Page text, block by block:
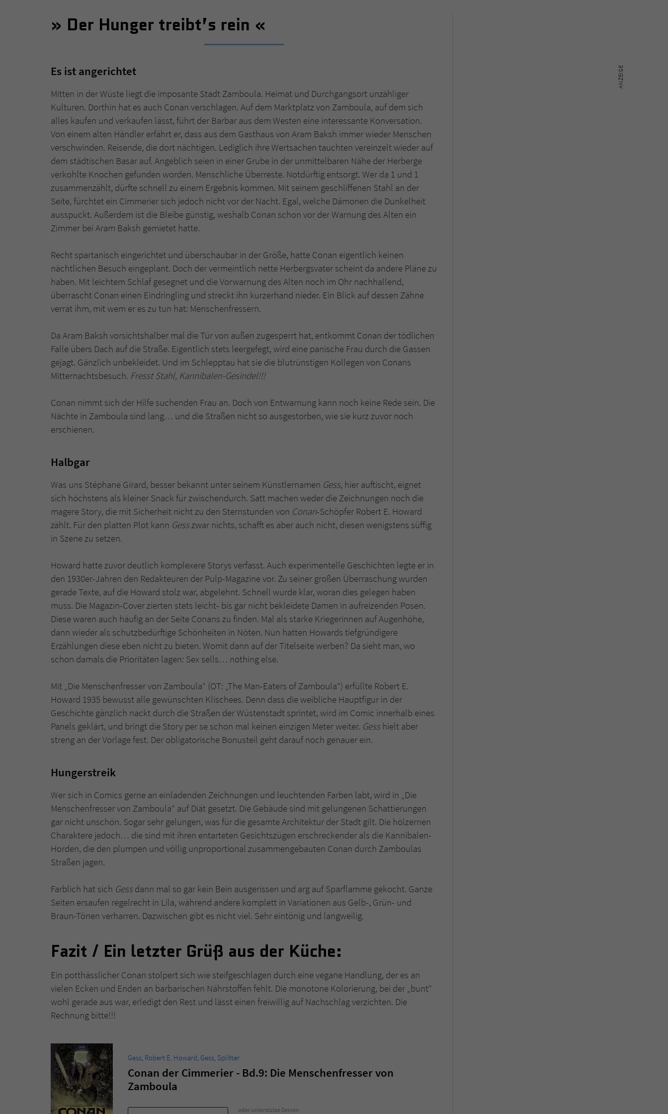
Der Hunger treibt’s rein
Es ist angerichtet
Mitten in der Wüste liegt die imposante Stadt Zamboula. Heimat und Durchgangsort unzähliger
Kulturen. Dorthin hat es auch Conan verschlagen. Auf dem Marktplatz von Zamboula, auf dem sich
alles kaufen und verkaufen lässt, führt der Barbar aus dem Westen eine interessante Konversation.
Von einem alten Händler erfährt er, dass aus dem Gasthaus von Aram Baksh immer wieder Menschen
verschwinden. Reisende, die dort nächtigen. Lediglich ihre Wertsachen tauchten vereinzelt wieder auf
dem städtischen Basar auf. Angeblich seien in einer Grube in der unmittelbaren Nähe der Herberge
verkohlte Knochen gefunden worden. Menschliche Überreste. Notdürftig entsorgt. Wer da 1 und 1
zusammenzählt, dürfte schnell zu einem Ergebnis kommen. Mit seinem geschliffenen Stahl an der
Seite, fürchtet ein Cimmerier sich jedoch nicht vor der Nacht. Egal, welche Dämonen die Dunkelheit
ausspuckt. Außerdem ist die Bleibe günstig, weshalb Conan schon vor der Warnung des Alten ein
Zimmer bei Aram Baksh gemietet hatte.
Recht spartanisch eingerichtet und überschaubar in der Größe, hatte Conan eigentlich keinen
nächtlichen Besuch eingeplant. Doch der vermeintlich nette Herbergsvater scheint da andere Pläne zu
haben. Mit leichtem Schlaf gesegnet und die Vorwarnung des Alten noch im Ohr nachhallend,
überrascht Conan einen Eindringling und streckt ihn kurzerhand nieder. Ein Blick auf dessen Zähne
verrät ihm, mit wem er es zu tun hat: Menschenfressern.
Da Aram Baksh vorsichtshalber mal die Tür von außen zugesperrt hat, entkommt Conan der tödlichen
Falle übers Dach auf die Straße. Eigentlich stets leergefegt, wird eine panische Frau durch die Gassen
gejagt. Gänzlich unbekleidet. Und im Schlepptau hat sie die blutrünstigen Kollegen von Conans
Mitternachtsbesuch. Fresst Stahl, Kannibalen-Gesindel!!!
Conan nimmt sich der Hilfe suchenden Frau an. Doch von Entwarnung kann noch keine Rede sein. Die
Nächte in Zamboula sind lang… und die Straßen nicht so ausgestorben, wie sie kurz zuvor noch
erschienen.
Halbgar
Was uns Stéphane Girard, besser bekannt unter seinem Künstlernamen Gess, hier auftischt, eignet
sich höchstens als kleiner Snack für zwischendurch. Satt machen weder die Zeichnungen noch die
magere Story, die mit Sicherheit nicht zu den Sternstunden von Conan-Schöpfer Robert E. Howard
zählt. Für den platten Plot kann Gesszwar nichts, schafft es aber auch nicht, diesen wenigstens süffig
in Szene zu setzen.
Howard hatte zuvor deutlich komplexere Storys verfasst. Auch experimentelle Geschichten legte er in
den 1930er-Jahren den Redakteuren der Pulp-Magazine vor. Zu seiner großen Überraschung wurden
gerade Texte, auf die Howard stolz war, abgelehnt. Schnell wurde klar, woran dies gelegen haben
muss. Die Magazin-Cover zierten stets leicht- bis gar nicht bekleidete Damen in aufreizenden Posen.
Diese waren auch häufig an der Seite Conans zu finden. Mal als starke Kriegerinnen auf Augenhöhe,
dann wieder als schutzbedürftige Schönheiten in Nöten. Nun hatten Howards tiefgründigere
Erzählungen diese eben nicht zu bieten. Womit dann auf der Titelseite werben? Da sieht man, wo
schon damals die Prioritäten lagen: Sex sells… nothing else.
Mit „Die Menschenfresser von Zamboula“ (OT: „The Man-Eaters of Zamboula“) erfüllte Robert E.
Howard 1935 bewusst alle gewünschten Klischees. Denn dass die weibliche Hauptfigur in der
Geschichte gänzlich nackt durch die Straßen der Wüstenstadt sprintet, wird im Comic innerhalb eines
Panels geklärt, und bringt die Story per se schon mal keinen einzigen Meter weiter. Gesshielt aber
streng an der Vorlage fest. Der obligatorische Bonusteil geht darauf noch genauer ein.
Hungerstreik
Wer sich in Comics gerne an einladenden Zeichnungen und leuchtenden Farben labt, wird in „Die
Menschenfresser von Zamboula“ auf Diät gesetzt. Die Gebäude sind mit gelungenen Schattierungen
gar nicht unschön. Sogar sehr gelungen, was für die gesamte Architektur der Stadt gilt. Die hölzernen
Charaktere jedoch… die sind mit ihren entarteten Gesichtszügen erschreckender als die Kannibalen-
Horden, die den plumpen und völlig unproportional zusammengebauten Conan durch Zamboulas
Straßen jagen.
Farblich hat sich Gessdann mal so gar kein Bein ausgerissen und arg auf Sparflamme gekocht. Ganze
Seiten ersaufen regelrecht in Lila, während andere komplett in Variationen aus Gelb-, Grün- und
Braun-Tönen verharren. Dazwischen gibt es nicht viel. Sehr eintönig und langweilig.
Fazit / Ein letzter Grüß aus der Küche:
Ein potthässlicher Conan stolpert sich wie steifgeschlagen durch eine vegane Handlung, der es an
vielen Ecken und Enden an barbarischen Nährstoffen fehlt. Die monotone Kolorierung, bei der „bunt“
wohl gerade aus war, erledigt den Rest und lässt einen freiwillig auf Nachschlag verzichten. Die
Rechnung bitte!!!
Gess, Robert E. Howard, Gess, Splitter
Conan der Cimmerier - Bd.9: Die Menschenfresser von
Zamboula
oder unterstütze Deinen
Name
Anbieter
Zweck Cookie für Kommentare einzelner Buchtitel
Name fe_typo_user
Anbieter Literatur-Couch Medien GmbH & Co. KG
Laufzeit Session
Zweck
Dieses Cookie gewährleistet die Kommunikation der
Webseite mit dem Benutzer. Es wird benötigt um z. B.
den Sicherheitscode des Kontaktformulars zu